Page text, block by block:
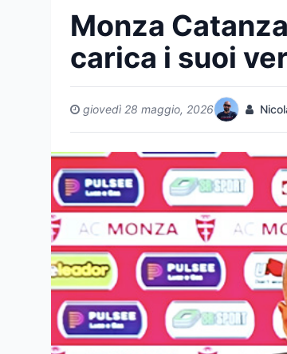
Monza
carica i suoi
giovedì 28 maggio, 2026